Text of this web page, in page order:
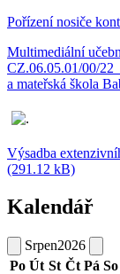
Pořízení nosiče
Multimediální
CZ.06.05.01/00/
a mateřská škola
Výsadba
(291.12 kB)
Kalendář
Srpen2026
Po Út St Čt Pá So